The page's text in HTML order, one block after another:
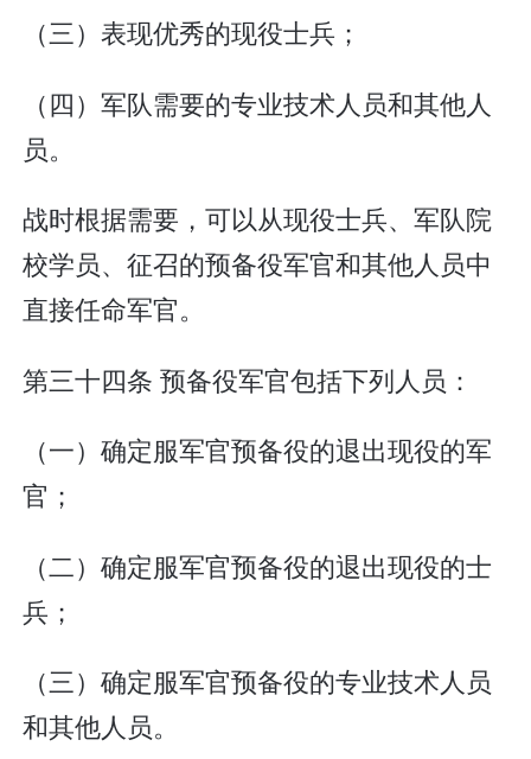
（三）表现优秀的现役士兵；
（四）军队需要的专业技术人员和其他人
员。
战时根据需要，可以从现役士兵、军队院
校学员、征召的预备役军官和其他人员中
直接任命军官。
第三十四条 预备役军官包括下列人员：
（一）确定服军官预备役的退出现役的军
官；
（二）确定服军官预备役的退出现役的士
兵；
（三）确定服军官预备役的专业技术人员
和其他人员。